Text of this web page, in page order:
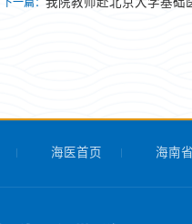
海医首页 海南